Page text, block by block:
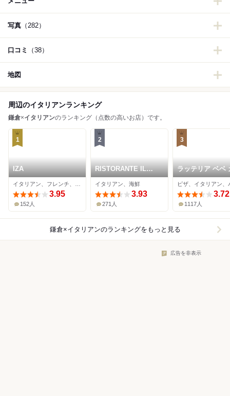
写真 （282）
口コミ （38）
地図
周辺のイタリアンランキング
鎌倉×イタリアンのランキング（点数の高いお店）です。
1
IZA
3.95
152人
2
RISTORANTE IL
NODO
イタリアン、海鮮
3.93
271人
3
ラッテリア ベベ カマ
クラ
ピザ、イタリアン、
3.72
1117人
鎌倉×イタリアンのランキングをもっと見る
広告を非表示